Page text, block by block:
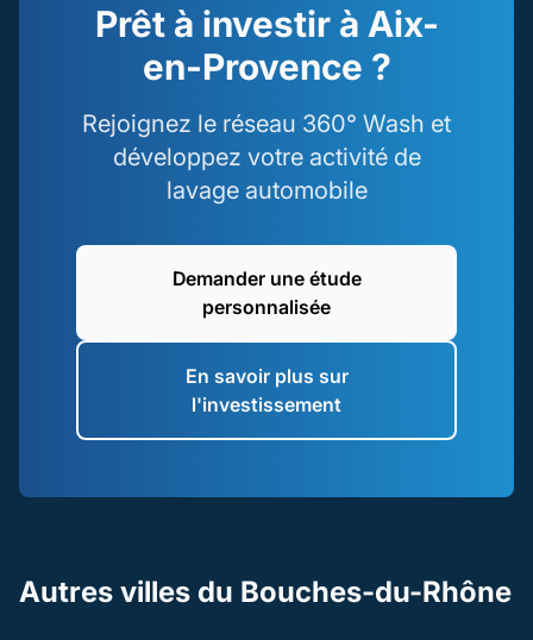
Prêt à investir à Aix-
en-Provence ?
Rejoignez le réseau 360° Wash et
développez votre activité de
lavage automobile
Demander une étude
personnalisée
En savoir plus sur
l'investissement
Autres villes du Bouches-du-Rhône